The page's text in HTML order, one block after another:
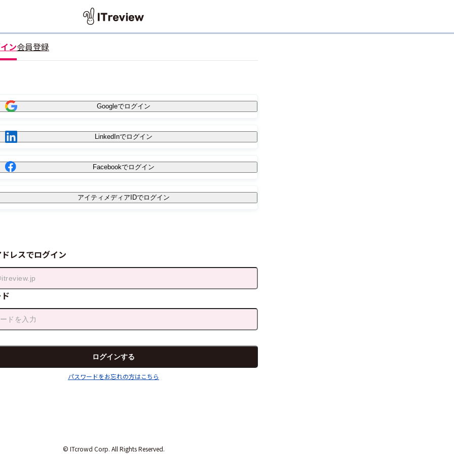
ン会員登録
Googleでログイン
LinkedInでログイン
Facebookでログイン
アイティメディアIDでログイン
レスでログイン
パスワードをお忘れの方はこちら
© ITcrowd Corp. All Rights Reserved.